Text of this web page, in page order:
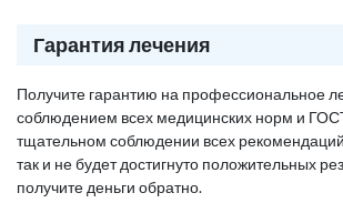
Гарантия лечения
Получите гарантию на профессиональное
соблюдением всех медицинских норм и
тщательном соблюдении всех
так и не будет достигнуто положительных
получите деньги обратно.